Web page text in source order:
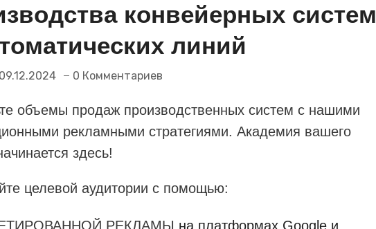
конвейерных систем
линий
09.12.2024 0 Комментариев
объемы продаж производственных систем с нашими
рекламными стратегиями. Академия вашего
здесь!
целевой аудитории с помощью:
РЕКЛАМЫ на платформах Google и